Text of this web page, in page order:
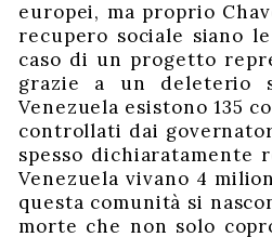
europei, ma proprio
recupero sociale siano
caso di un progetto
grazie a un deleterio
Venezuela esistono 135
controllati dai
spesso dichiaratamente
Venezuela vivano 4
questa comunità si
morte che non solo